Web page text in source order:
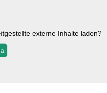
externe Inhalte laden?